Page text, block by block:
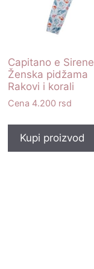
Capitano e Sirene
Ženska pidžama
Rakovi i korali
4.200 rsd
Kupi proizvod